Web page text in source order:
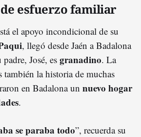
esfuerzo familiar
el apoyo incondicional de su
, llegó desde Jaén a Badalona
José, es granadino. La
también la historia de muchas
en Badalona un nuevo hogar
.
se paraba todo”, recuerda su